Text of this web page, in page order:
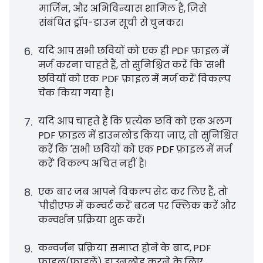
मार्जिन, और अभिविन्यास शामिल हैं, जिसे
संबंधित ड्रॉप-डाउन सूची से चुनकर।
6. यदि आप सभी छवियों को एक ही PDF फ़ाइल में
मर्ज करना चाहते हैं, तो सुनिश्चित करें कि 'सभी
छवियों को एक PDF फ़ाइल में मर्ज करें' विकल्प
चेक किया गया है।
7. यदि आप चाहते हैं कि प्रत्येक छवि को एक अलग
PDF फ़ाइल में डाउनलोड किया जाए, तो सुनिश्चित
करें कि 'सभी छवियों को एक PDF फ़ाइल में मर्ज
करें' विकल्प अचित नहीं है।
8. एक बार जब आपने विकल्प सेट कर लिए हैं, तो
'पीडीएफ में कन्वर्ट करें' बटन पर क्लिक करें और
कन्वर्शन प्रक्रिया शुरू करें।
9. कन्वर्जन प्रक्रिया समाप्त होने के बाद, PDF